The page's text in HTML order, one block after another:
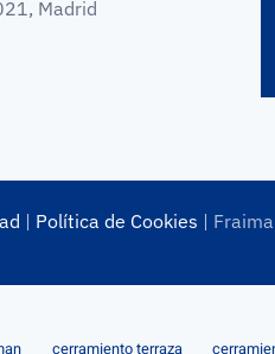
Madrid
| Política de Cookies |
cerramiento terraza